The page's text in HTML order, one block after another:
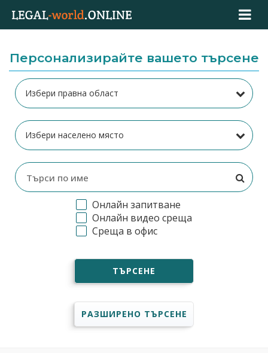
Персонализирайте вашето търсене
Онлайн запитване
Онлайн видео среща
Среща в офис
ТЪРСЕНЕ
РАЗШИРЕНО ТЪРСЕНЕ